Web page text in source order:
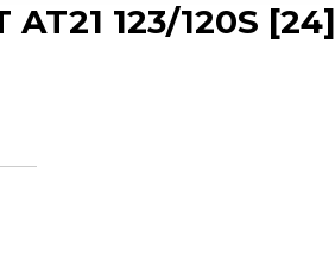
AT21 123/120S [24]